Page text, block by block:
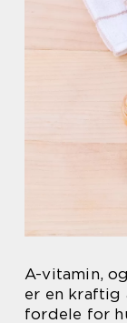
A-vitamin,
er en kraftig
fordele for